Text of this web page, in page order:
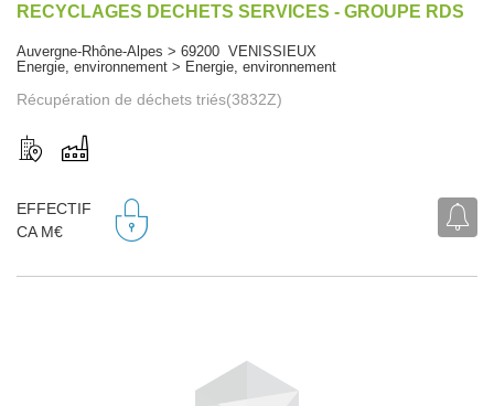
RECYCLAGES DECHETS SERVICES - GROUPE RDS
Auvergne-Rhône-Alpes > 69200 VENISSIEUX
Energie, environnement > Energie, environnement
Récupération de déchets triés(3832Z)
EFFECTIF
CA M€